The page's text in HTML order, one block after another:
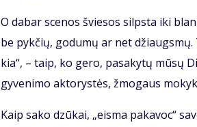
O da­bar sce­nos švie­sos silps­ta iki
be pyk­čių, go­du­mų ar net
kia“, – taip, ko ge­ro, pa­sa­ky­tų mū­sų
gy­ve­ni­mo ak­to­rys­tės, žmo­gaus
Kaip sa­ko dzū­kai, „eis­ma pa­ka­voc“